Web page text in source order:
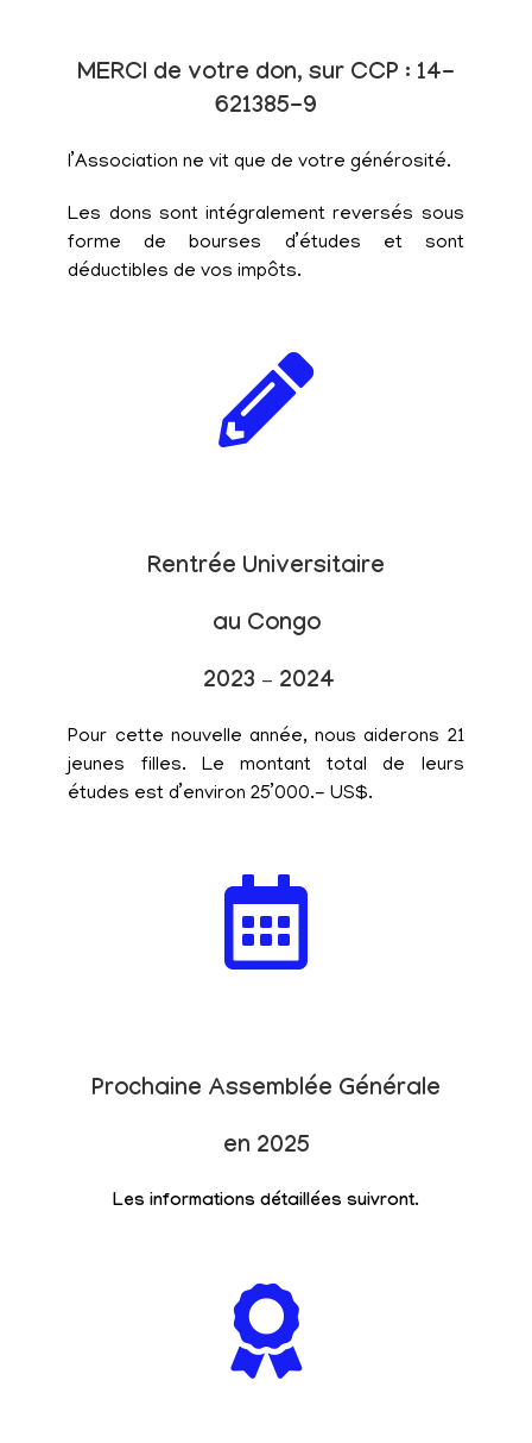
MERCI de votre don, sur CCP : 14-
621385-9
l’Association ne vit que de votre générosité.
Les dons sont intégralement reversés sous
forme de bourses d’études et sont
déductibles de vos impôts.
Rentrée Universitaire
au Congo
2023 – 2024
Pour cette nouvelle année, nous aiderons 21
jeunes filles. Le montant total de leurs
études est d’environ 25’000.- US$.
Prochaine Assemblée Générale
en 2025
Les informations détaillées suivront.